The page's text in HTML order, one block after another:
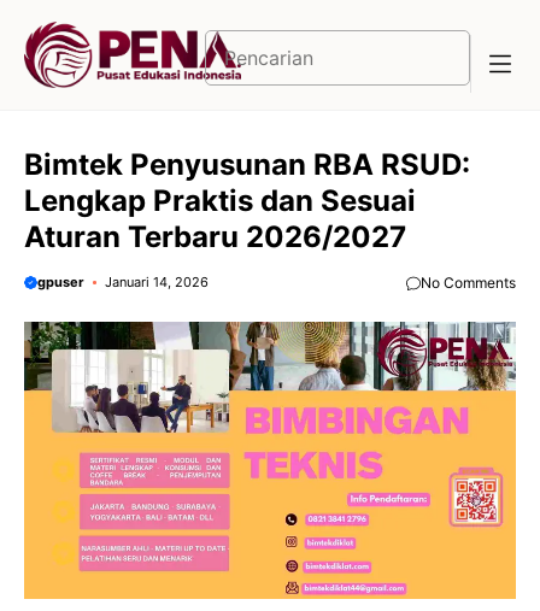
Cari
Bimtek Penyusunan RBA RSUD:
Lengkap Praktis dan Sesuai
Aturan Terbaru 2026/2027
gpuser Januari 14, 2026 No Comments